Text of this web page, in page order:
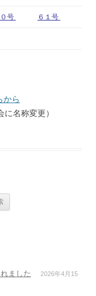
号 ６１号
から
名称変更）
ました
2026年4月15